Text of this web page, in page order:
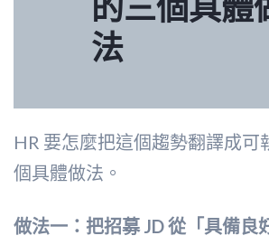
的三個具體
法
HR 要怎麼把這個趨勢翻譯成可
個具體做法。
做法一：把招募 JD 從「具備良